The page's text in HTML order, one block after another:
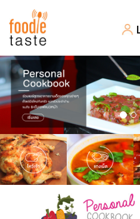
สูตรอาหาร
สูตรอาหารล่าสุด
Top Foodie
พาไปชิม
สารพันก้นครัว
เคล็ดลับน่ารู้
เปรียบเทียบหน่วยกา
FoodPedia
สร้าง Cookbook